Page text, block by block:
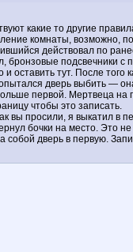
какие то другие
комнаты, возможно,
действовал по
бронзовые подсвечники с
тут. После
дверь выбить —
первой.
чтобы это записать.
вы просили, я выкатил
бочки на место. Это
собой дверь в первую.